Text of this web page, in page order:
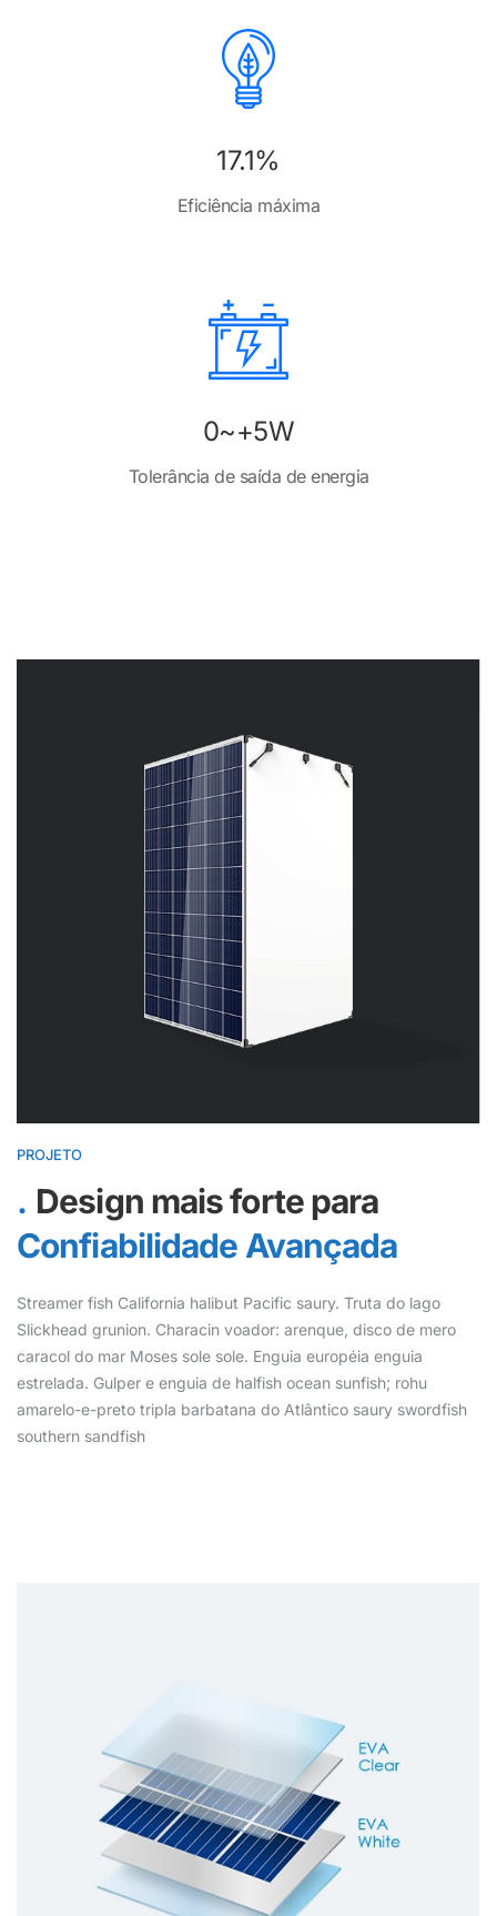
17.1%
Eficiência máxima
0~+5W
Tolerância de saída de energia
PROJETO
Design mais forte para
Confiabilidade Avançada
Streamer fish California halibut Pacific saury. Truta do lago
Slickhead grunion. Characin voador: arenque, disco de mero
caracol do mar Moses sole sole. Enguia européia enguia
estrelada. Gulper e enguia de halfish ocean sunfish; rohu
amarelo-e-preto tripla barbatana do Atlântico saury swordfish
southern sandfish